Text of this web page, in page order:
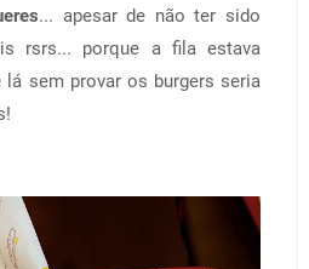
... apesar de não ter sido
rsrs... porque a fila estava
lá sem provar os burgers seria